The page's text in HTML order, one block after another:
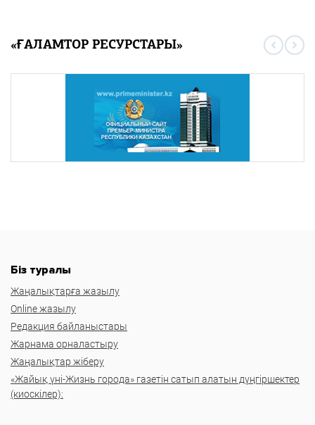
«ҒАЛАМТОР РЕСУРСТАРЫ»
Біз туралы
Жаңалықтарға жазылу
Online жазылу
Редакция байланыстары
Жарнама орналастыру
Жаңалықтар жіберу
«Жайық үні-Жизнь города» газетін сатып алатын дүңгіршектер
(киоскілер):